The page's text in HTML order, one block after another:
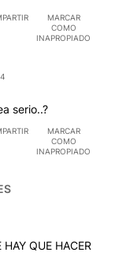
MARCAR
COMO
INAPROPIADO
serio..?
MARCAR
COMO
INAPROPIADO
QUE HACER